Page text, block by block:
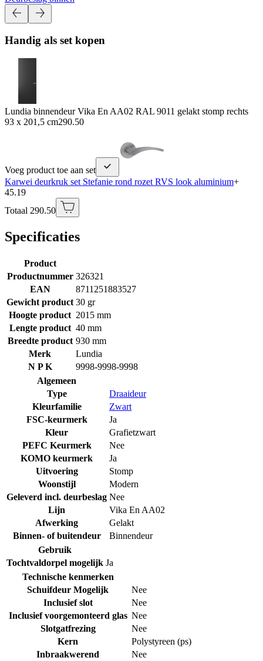
Handig als set kopen
Lundia binnendeur Vika En AA02 RAL 9011 gelakt stomp rechts
93 x 201,5 cm290.50
Voeg product toe aan set
Karwei deurkruk set Stefanie rond rozet RVS look aluminium+
45.19
Totaal 290.50
Specificaties
Product
Productnummer 326321
EAN
8711251883527
Gewicht product 30 gr
Hoogte product 2015 mm
Lengte product 40 mm
Breedte product 930 mm
Merk
Lundia
N P K
9998-9998-9998
Algemeen
Type
Draaideur
Kleurfamilie
Zwart
FSC-keurmerk
Ja
Kleur
Grafietzwart
PEFC Keurmerk
Nee
KOMO keurmerk
Ja
Uitvoering
Stomp
Woonstijl
Modern
Geleverd incl. deurbeslag Nee
Lijn
Vika En AA02
Afwerking
Gelakt
Binnen- of buitendeur
Binnendeur
Gebruik
Tochtvaldorpel mogelijk Ja
Technische kenmerken
Schuifdeur Mogelijk
Nee
Inclusief slot
Nee
Inclusief voorgemonteerd glas Nee
Slotgatfrezing
Nee
Kern
Polystyreen (ps)
Inbraakwerend
Nee